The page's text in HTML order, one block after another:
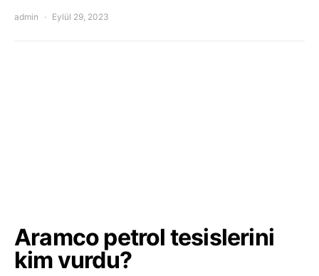
admin Eylül 29, 2023
Aramco petrol tesislerini
kim vurdu?